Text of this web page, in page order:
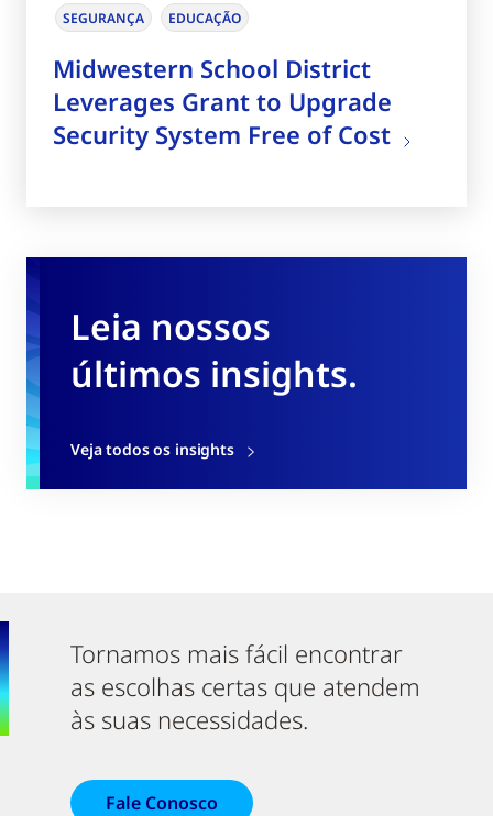
Leia nossos
últimos insights.
Veja todos os insights
SEGURANÇA EDUCAÇÃO
Midwestern School District
Leverages Grant to Upgrade
Security System Free of Cost
Tornamos mais fácil encontrar
as escolhas certas que atendem
às suas necessidades.
Fale Conosco